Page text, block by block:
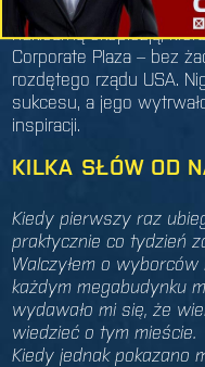
poradziło sobie z
nuklearną eksplozją,
Corporate Plaza – bez
rozdętego rządu USA.
sukcesu, a jego
inspiracji.
KILKA SŁÓW OD
Kiedy pierwszy raz
praktycznie co tydzień
Walczyłem o wyborców
każdym megabudynku
wydawało mi się, że
wiedzieć o tym mieście.
Kiedy jednak pokazano